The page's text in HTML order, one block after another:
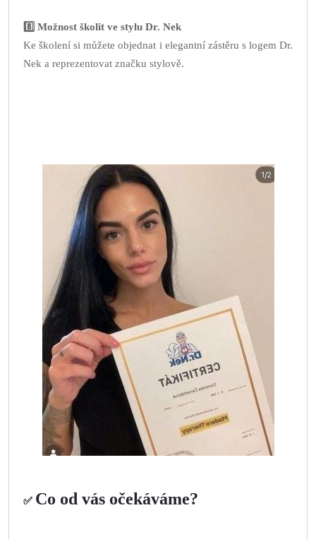
8️⃣ Možnost školit ve stylu Dr. Nek
Ke školení si můžete objednat i elegantní zástěru s logem Dr.
Nek a reprezentovat značku stylově.
✅ Co od vás očekáváme?